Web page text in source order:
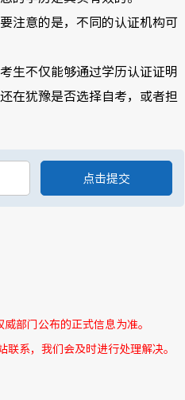
注意的是，不同的认证机构可
生不仅能够通过学历认证证明
在犹豫是否选择自考，或者担
部门公布的正式信息为准。
系，我们会及时进行处理解决。